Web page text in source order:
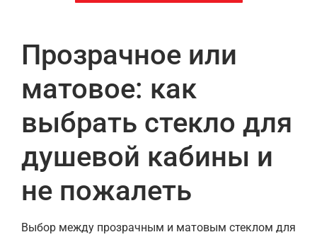
Прозрачное или
матовое: как
выбрать стекло для
душевой кабины и
не пожалеть
Выбор между прозрачным и матовым стеклом для